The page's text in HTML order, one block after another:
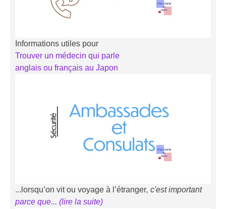
Informations utiles pour
Trouver un médecin qui parle
anglais ou français au Japon
...lorsqu’on vit ou voyage à l’étranger, c'est important
parce que... (lire la suite)